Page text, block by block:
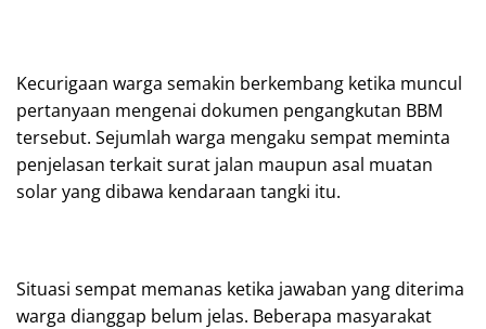
Kecurigaan warga semakin berkembang ketika muncul
pertanyaan mengenai dokumen pengangkutan BBM
tersebut. Sejumlah warga mengaku sempat meminta
penjelasan terkait surat jalan maupun asal muatan
solar yang dibawa kendaraan tangki itu.
Situasi sempat memanas ketika jawaban yang diterima
warga dianggap belum jelas. Beberapa masyarakat